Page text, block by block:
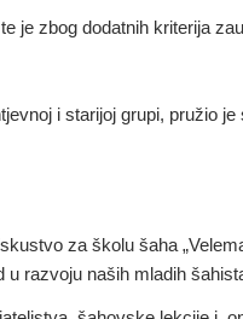
je zbog dodatnih kriterija
i starijoj grupi, pružio
za školu šaha
u razvoju naših mladih